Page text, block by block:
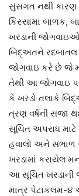
સુંસગત નથી કારણ
કિસ્સામાં બાળક,
ખરડાની
બિદ્અતને
જોગવાઇ કરે છે જે
તેથી આ જોગવાઇ
કે ખરડો તલાકે
ત્રણ વર્ષની સજા
સૂચિત અપરાધ માટે
હવાલો અને સંભાળ
ખરડામાં કરાયેલ
આ સૂચિત ખરડાની
માત્ર પેટાકલમ-૪